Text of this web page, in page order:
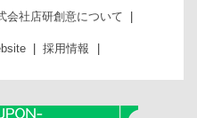
会社店研創意について
採用情報